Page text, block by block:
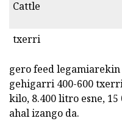
Cattle
txerri
gero feed
gehigarri 400-600
kilo, 8.400 litro esne,
ahal izango da.